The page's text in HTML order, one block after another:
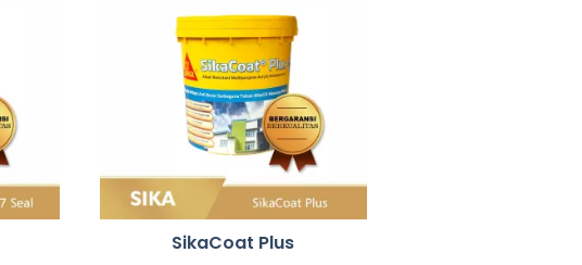
SikaCoat Plus